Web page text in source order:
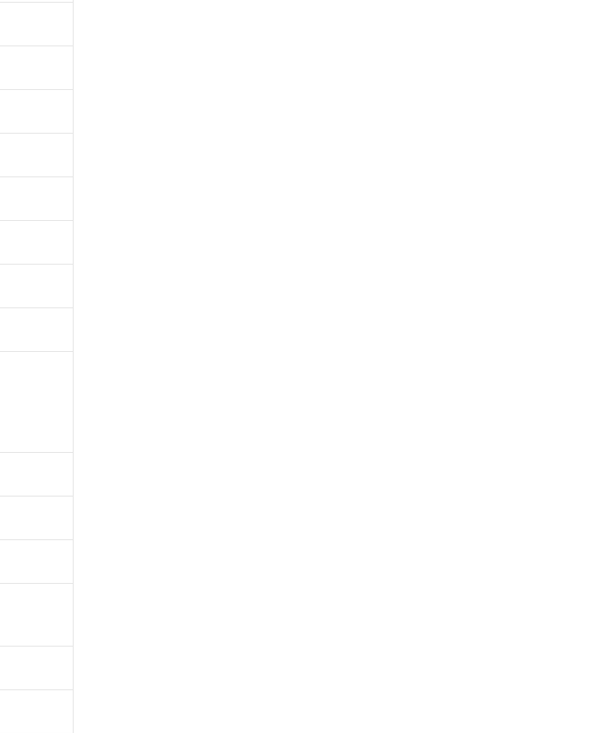
状況および標準価格(税抜)を提供させていただ
象外となる商品もあることをご了承ください。
新日時点での社内データに基づき作成されるも
価格とは異なる場合があることをご了承くださ
た製品が提供可能な商品です。
品に切り替える予定のある商品です。
の商品で、対応品を出す予定はありません。
況を調査中または確認中の商品です。
有品と判明した場合などやむを得ず変更すること
以下、
以下、ポリ臭化ジフェニルエーテル類(PBDE) 1000ppm以下、
ル酸ブチルベンジル（BBP） 1000ppm以下、フタル酸ジブチ
。
ことを確認しています。
ることを示します。
いることを示します。
い。
PBDEs(ポリ臭化ジフェニルエーテル類) : 1000ppm、
貿易法に定める商品（以下｢規制貨物等」とい
府の輸出許可(または役務取引許可)を取得する
ど、違法に輸出されないよう必要な手段を講じ
物兵器またはその他武器並びにこれらの製造装